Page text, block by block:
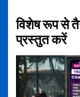
विशेष रूप से
प्रस्तुत करें